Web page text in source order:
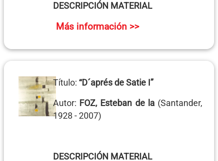
DESCRIPCIÓN MATERIAL
Más información >>
Título: “D´aprés de Satie I”
Autor: FOZ, Esteban de la(Santander,
1928 - 2007)
DESCRIPCIÓN MATERIAL